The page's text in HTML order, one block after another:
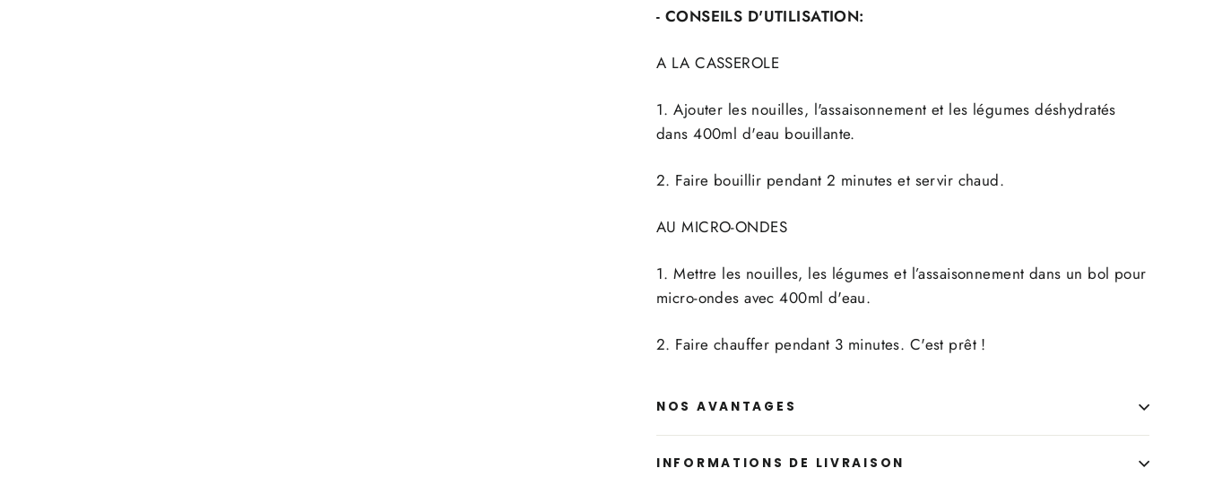
- CONSEILS D'UTILISATION:
A LA CASSEROLE
1. Ajouter les nouilles, l'assaisonnement et les légumes déshydratés
dans 400ml d'eau bouillante.
2. Faire bouillir pendant 2 minutes et servir chaud.
AU MICRO-ONDES
1. Mettre les nouilles, les légumes et l’assaisonnement dans un bol pour
micro-ondes avec 400ml d'eau.
2. Faire chauffer pendant 3 minutes. C'est prêt !
NOS AVANTAGES
INFORMATIONS DE LIVRAISON